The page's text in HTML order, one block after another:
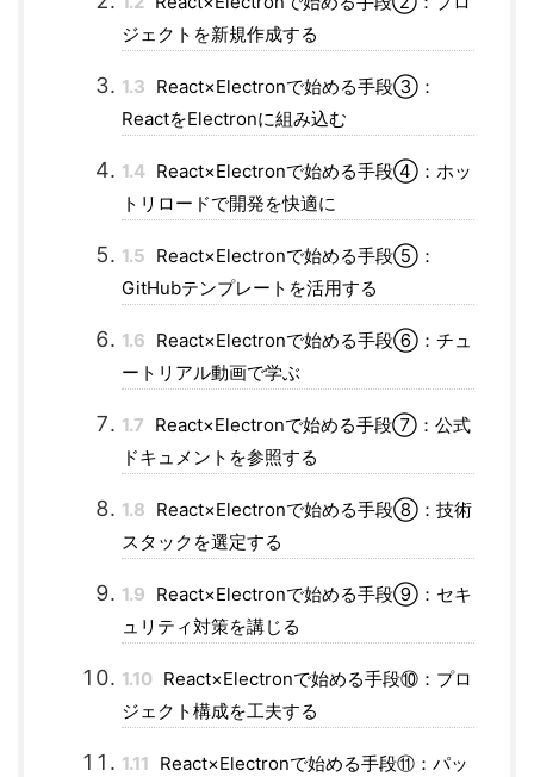
ジェクトを新規作成する
1.3 React×Electronで始める手段③：
ReactをElectronに組み込む
1.4 React×Electronで始める手段④：ホッ
トリロードで開発を快適に
1.5 React×Electronで始める手段⑤：
GitHubテンプレートを活用する
1.6 React×Electronで始める手段⑥：チュ
ートリアル動画で学ぶ
1.7 React×Electronで始める手段⑦：公式
ドキュメントを参照する
1.8 React×Electronで始める手段⑧：技術
スタックを選定する
1.9 React×Electronで始める手段⑨：セキ
ュリティ対策を講じる
1.10 React×Electronで始める手段⑩：プロ
ジェクト構成を工夫する
1.11 React×Electronで始める手段⑪：パッ